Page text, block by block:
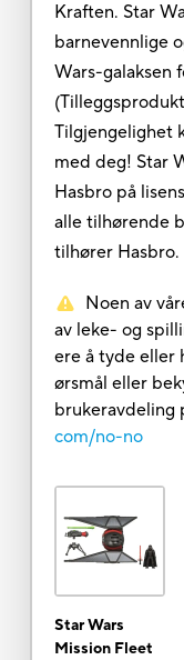
Kraften. Star
barnevennlige
Wars-galaksen
Tilgjengelighet
med deg! Star
Hasbro på
alle tilhørende
tilhører Hasbro.
Noen av
av leke- og
ere å tyde eller
ørsmål eller
brukeravdeling
com/no-no
Star Wars
Mission Fleet